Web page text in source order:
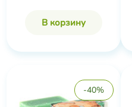
В корзину
-40%